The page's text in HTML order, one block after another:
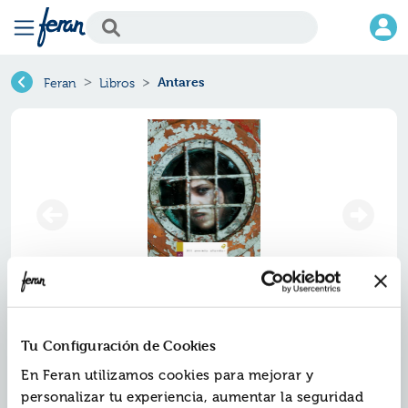
Tu Configuración de Cookies
En Feran utilizamos cookies para mejorar y
personalizar tu experiencia, aumentar la seguridad
Feran Libros Antares
Antares
Ref.ZED-AN135
ISBN:9788426386052